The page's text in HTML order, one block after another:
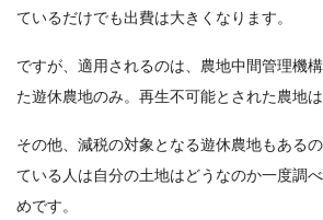
ているだけでも出費は大きくなります。
ですが、適用されるのは、農地中間管理機
た遊休農地のみ。再生不可能とされた農地
その他、減税の対象となる遊休農地もある
ている人は自分の土地はどうなのか一度調
めです。